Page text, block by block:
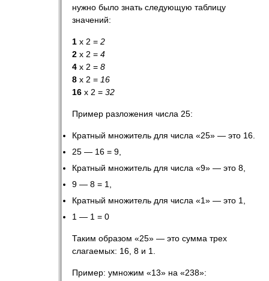
нужно было знать следующую таблицу
значений:
1 x 2 = 2
2 x 2 = 4
4 x 2 = 8
8 x 2 = 16
16 x 2 = 32
Пример разложения числа 25:
Кратный множитель для числа «25» — это 16.
25 — 16 = 9,
Кратный множитель для числа «9» — это 8,
9 — 8 = 1,
Кратный множитель для числа «1» — это 1,
1 — 1 = 0
Таким образом «25» — это сумма трех
слагаемых: 16, 8 и 1.
Пример: умножим «13» на «238»: